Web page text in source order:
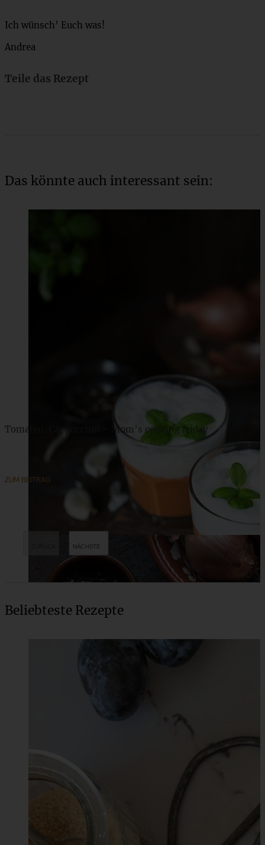
Ich wünsch’ Euch was!
Andrea
Teile das Rezept
Das könnte auch interessant sein:
Tomaten-Cappuccino – Mom’s cooking friday
ZUM BEITRAG
Schnelles Rezept für Französische Zwiebelsuppe
Beliebteste Rezepte